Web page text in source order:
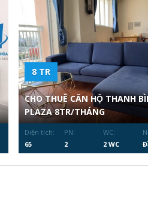
8 TR
CHO THUÊ CĂN HỘ THANH
PLAZA 8TR/THÁNG
Diện tích:
65
PN:
2
WC:
2 WC